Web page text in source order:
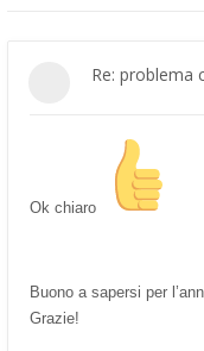
Re: problema
Ok chiaro
Buono a sapersi per
Grazie!